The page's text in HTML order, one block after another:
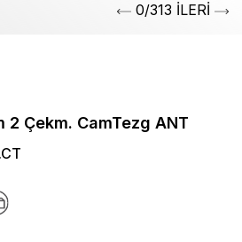
0/313 İLERİ
2 Çekm. CamTezg ANT